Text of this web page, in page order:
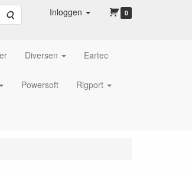
Zoeken Inloggen 0
Diversen Eartec
Powersoft Rigport